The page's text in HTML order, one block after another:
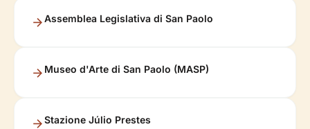
Assemblea Legislativa di San Paolo
Museo d'Arte di San Paolo (MASP)
Stazione Júlio Prestes